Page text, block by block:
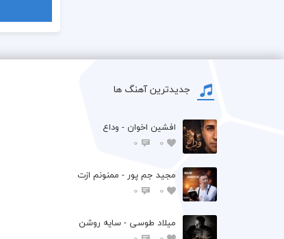
جدیدترین آهنگ ها
افشين اخوان - وداع
0
0
مجید جم پور - ممنونم ازت
0
0
میلاد طوسی - سایه روشن